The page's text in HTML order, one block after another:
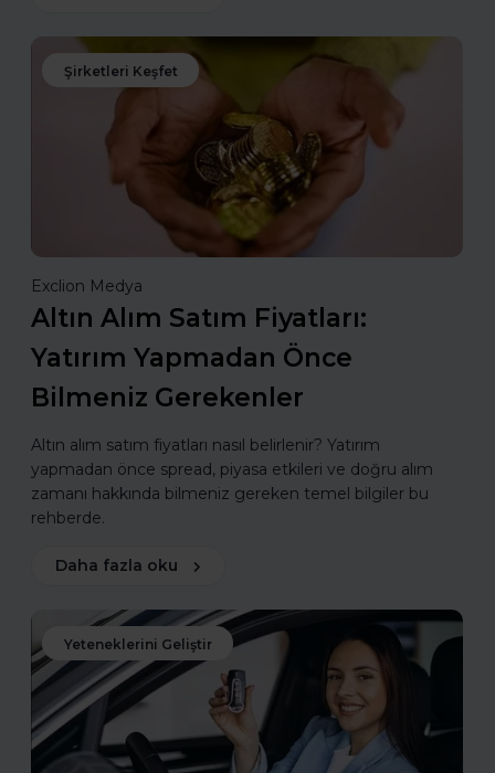
Şirketleri Keşfet
Exclion Medya
Altın Alım Satım Fiyatları:
Yatırım Yapmadan Önce
Bilmeniz Gerekenler
Altın alım satım fiyatları nasıl belirlenir? Yatırım
yapmadan önce spread, piyasa etkileri ve doğru alım
zamanı hakkında bilmeniz gereken temel bilgiler bu
rehberde.
Daha fazla oku
Yeteneklerini Geliştir